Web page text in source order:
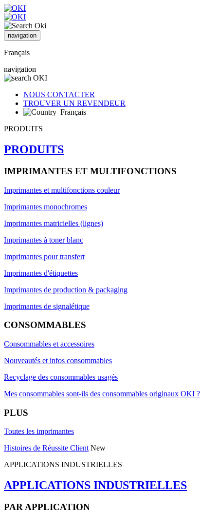
navigation
Français
navigation
NOUS CONTACTER
TROUVER UN REVENDEUR
Français
PRODUITS
PRODUITS
IMPRIMANTES ET MULTIFONCTIONS
Imprimantes et multifonctions couleur
Imprimantes monochromes
Imprimantes matricielles (lignes)
Imprimantes à toner blanc
Imprimantes pour transfert
Imprimantes d'étiquettes
Imprimantes de production & packaging
Imprimantes de signalétique
CONSOMMABLES
Consommables et accessoires
Nouveautés et infos consommables
Recyclage des consommables usagés
Mes consommables sont-ils des consommables originaux OKI ?
PLUS
Toutes les imprimantes
Histoires de Réussite Client New
APPLICATIONS INDUSTRIELLES
APPLICATIONS INDUSTRIELLES
PAR APPLICATION